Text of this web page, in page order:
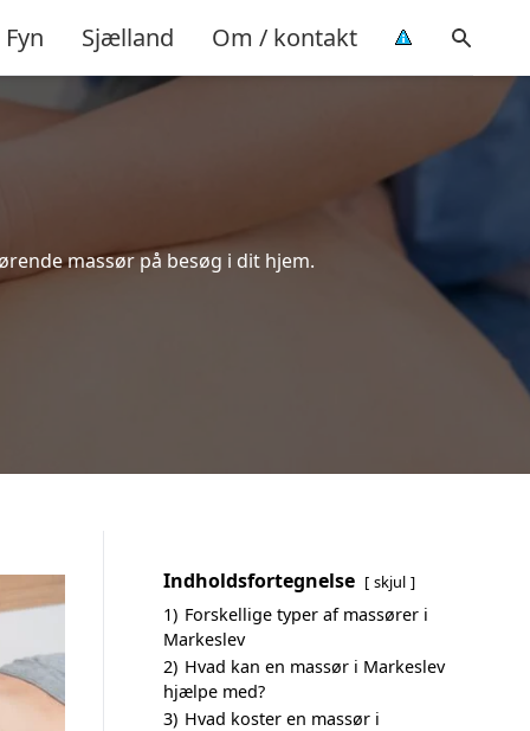
Fyn Sjælland Om / kontakt
massør på besøg i dit hjem.
Indholdsfortegnelse skjul
1) Forskellige typer af massører i
Markeslev
2) Hvad kan en massør i Markeslev
hjælpe med?
3) Hvad koster en massør i